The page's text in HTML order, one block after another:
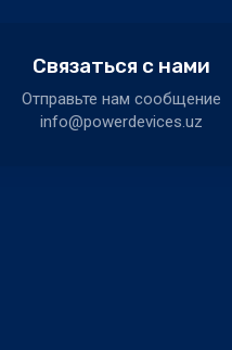
Связаться с нами
Отправьте нам сообщение
info@powerdevices.uz